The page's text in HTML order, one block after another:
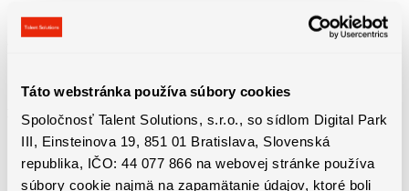
Táto webstránka používa súbory cookies
Spoločnosť Talent Solutions, s.r.o., so sídlom Digital Park
III, Einsteinova 19, 851 01 Bratislava, Slovenská
republika, IČO: 44 077 866 na webovej stránke používa
súbory cookie najmä na zapamätanie údajov, ktoré boli
Benefity práce